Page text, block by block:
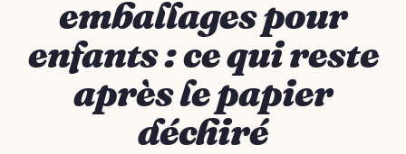
emballages pour
enfants : ce qui reste
après le papier
déchiré